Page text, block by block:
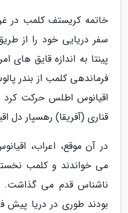
سفر دریایى خود را از
پینتا به اندازه قایق های
فرماندهی کلمب از بندر
اقیانوس اطلس حرکت کرد
قناری (آفریقا) رهسپار دل
در آن موقع، اعراب،
می خواندند و کلمب
ناشناس قدم می گذاشت.
بودند طوری در دریا پیش